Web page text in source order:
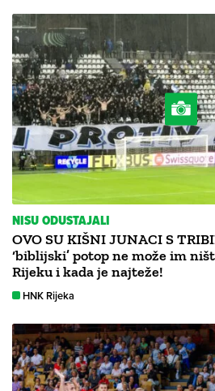
NISU ODUSTAJALI
OVO SU KIŠNI JUNACI S
‘biblijski’ potop ne može im
Rijeku i kada je najteže!
HNK Rijeka